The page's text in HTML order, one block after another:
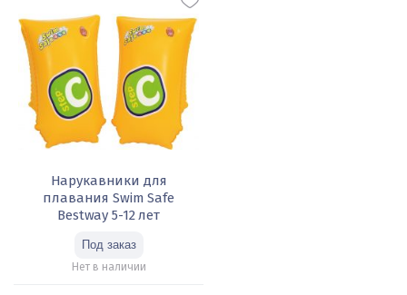
Нарукавники для
плавания Swim Safe
Bestway 5-12 лет
Нет в наличии